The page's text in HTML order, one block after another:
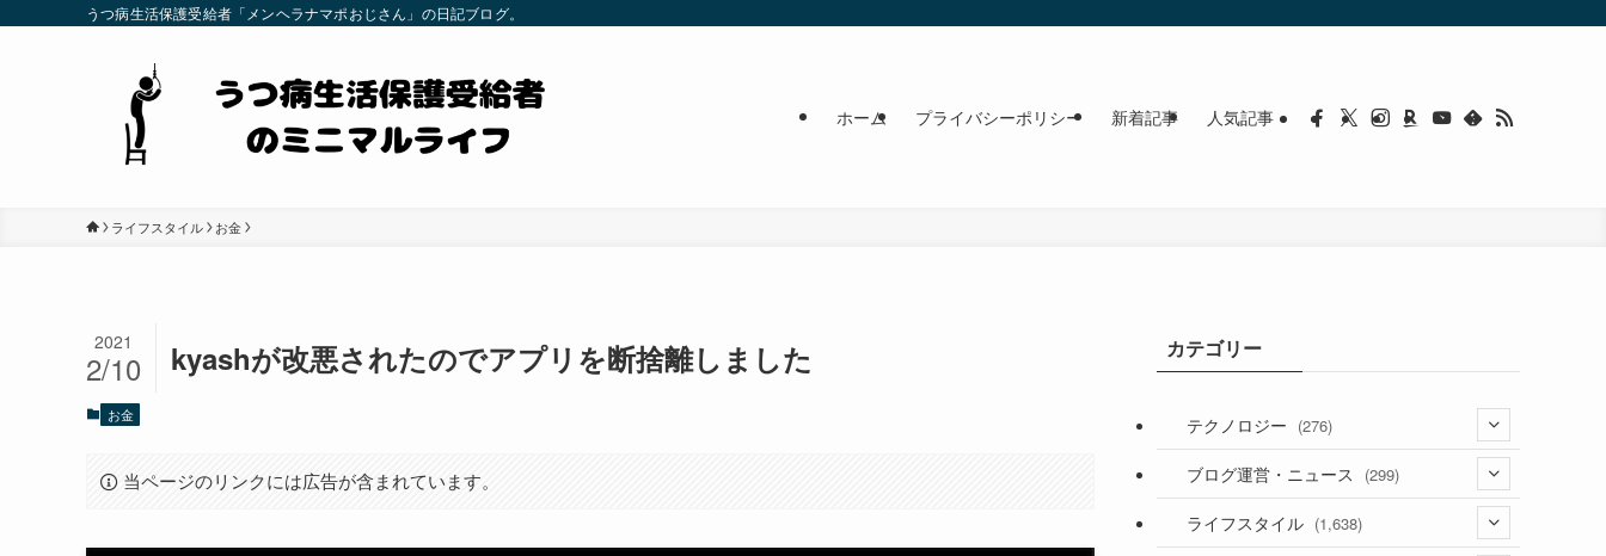
うつ病生活保護受給者「メンヘラナマポおじさん」の日記ブログ。
ホーム プライバシーポリシー 新着記事 人気記事
ライフスタイル お金
kyashが改悪されたのでアプリを断捨離しました
2021
2/10
お金
当ページのリンクには広告が含まれています。
カテゴリー
テクノロジー (276)
(36)
(187)
ブログ運営・ニュース (299)
(118)
ライフスタイル (1,638)